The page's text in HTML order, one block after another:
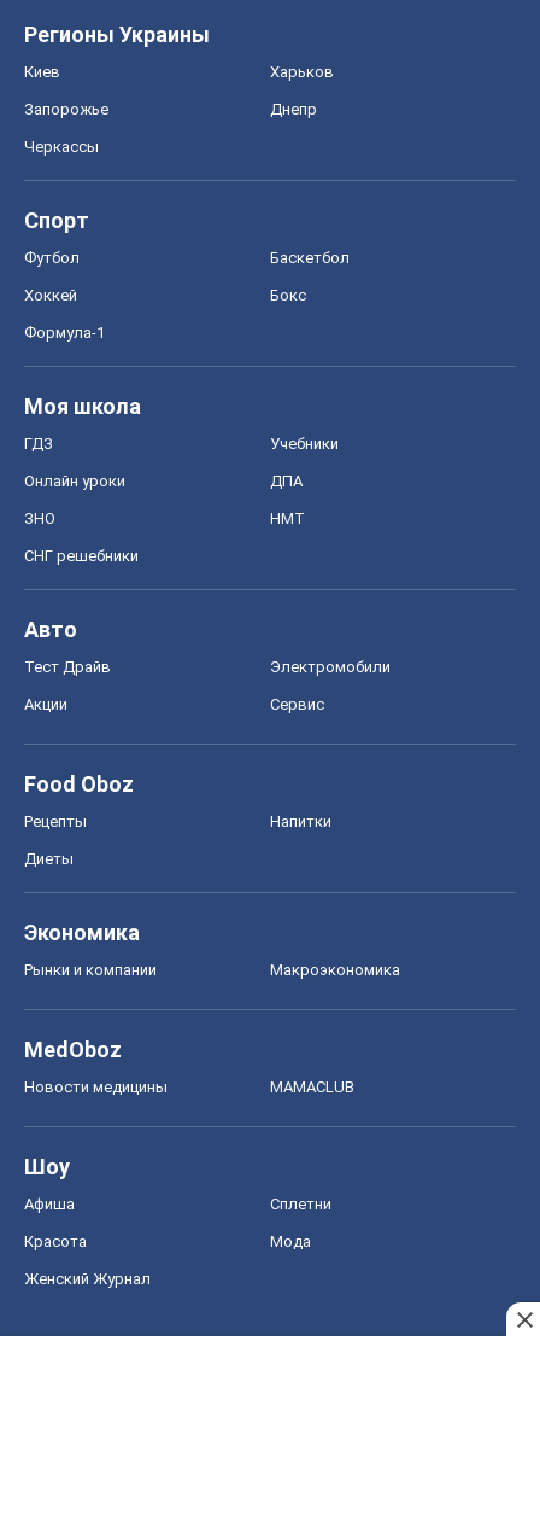
Регионы Украины
Киев Харьков
Запорожье Днепр
Черкассы
Спорт
Футбол Баскетбол
Хоккей Бокс
Формула-1
Моя школа
ГДЗ Учебники
Онлайн уроки ДПА
ЗНО НМТ
СНГ решебники
Авто
Тест Драйв Электромобили
Акции Сервис
Food Oboz
Рецепты Напитки
Диеты
Экономика
Рынки и компании Mакроэкономика
MedOboz
Новости медицины MAMACLUB
Шоу
Афиша Сплетни
Красота Мода
Женский Журнал